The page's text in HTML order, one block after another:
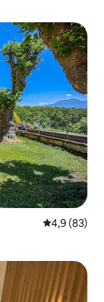
Gemiddelde
4,9 (83)